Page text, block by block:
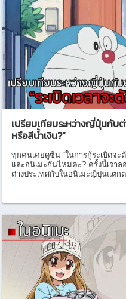
เปรียบเทียบระหว่างญี่ปุ่นกับต่
หรือสีน้ำเงิน?”
ทุกคนเคยดูซีน “ในการกู้ระเบิดจะ
และอนิเมะกันไหมคะ? ครั้งนี้เราล
ต่างประเทศกับในอนิเมะญี่ปุ่นแตก